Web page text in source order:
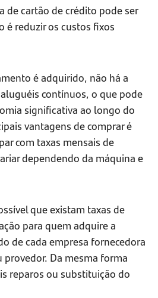
de cartão de crédito pode ser
é reduzir os custos fixos
é adquirido, não há a
contínuos, o que pode
significativa ao longo do
vantagens de comprar é
com taxas mensais de
dependendo da máquina e
que existam taxas de
para quem adquire a
de cada empresa fornecedora
Da mesma forma
reparos ou substituição do